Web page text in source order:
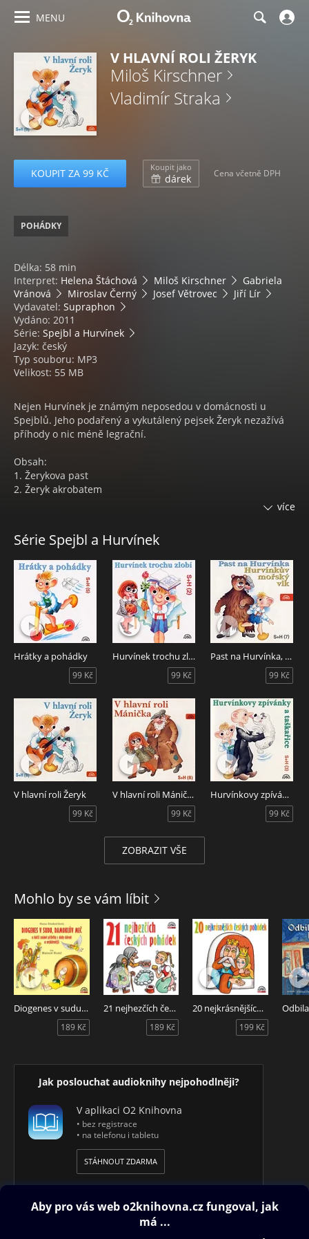
MENU
V HLAVNÍ ROLI ŽERYK
Miloš Kirschner
Vladimír Straka
KOUPIT ZA 99 KČ Koupit jako
dárek Cena včetně DPH
POHÁDKY
Délka: 58 min
Interpret: Helena Štáchová Miloš Kirschner
Gabriela
Vránová
Miroslav Černý Josef Větrovec
Jiří Lír
Vydavatel: Supraphon
Vydáno: 2011
Série: Spejbl a Hurvínek
Jazyk: český
Typ souboru: MP3
Velikost: 55 MB
Nejen Hurvínek je známým neposedou v domácnosti u
Spejblů. Jeho podařený a vykutálený pejsek Žeryk nezažívá
příhody o nic méně legrační.
Obsah:
1. Žerykova past
2. Žeryk akrobatem
příběhy Miloše Kirschnera v klasickém provedení autora,
Heleny Štáchové, Josefa Horáka, Jiřího Stárka a Miroslava
Černého a dalších.
více
Série Spejbl a Hurvínek
Hrátky a pohádky
99 Kč
Hurvínek trochu zlobí
99 Kč
Past na Hurvínka, Hurvínkův mořský vlk
99 Kč
V hlavní roli Žeryk
99 Kč
V hlavní roli Mánička
99 Kč
Hurvínkovy zpívánky a taškařice
99 Kč
ZOBRAZIT VŠE
Mohlo by se vám líbit
Diogenes v sudu, Damoklův meč a další známé příběhy z doby dávné a nejdávnější
189 Kč
21 nejhezčích českých pohádek
189 Kč
20 nejkrásnějších českých pohádek
199 Kč
Jak poslouchat audioknihy nejpohodlněji?
V aplikaci O2 Knihovna
• bez registrace
• na telefonu i tabletu
STÁHNOUT ZDARMA